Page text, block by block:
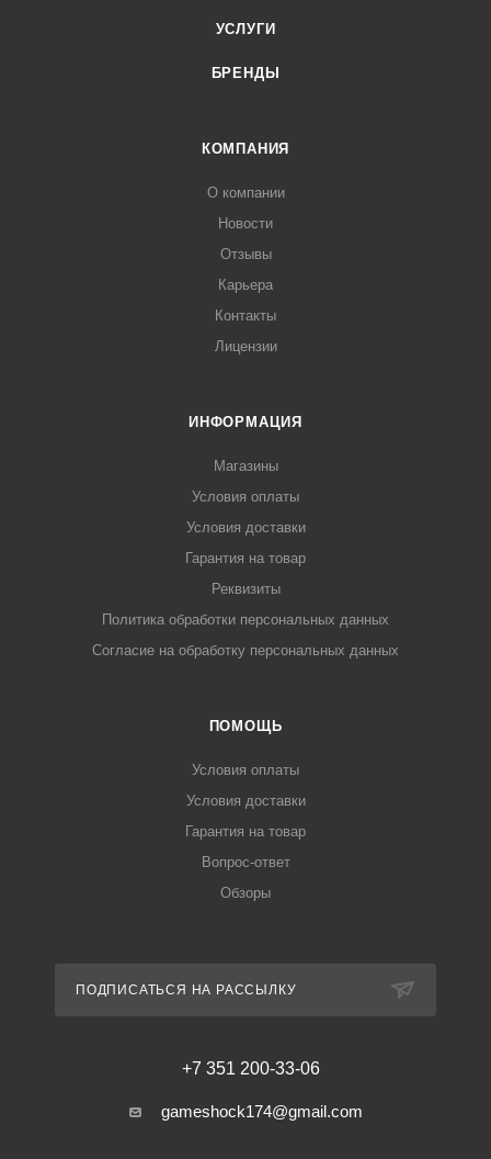
УСЛУГИ
БРЕНДЫ
КОМПАНИЯ
О компании
Новости
Отзывы
Карьера
Контакты
Лицензии
ИНФОРМАЦИЯ
Магазины
Условия оплаты
Условия доставки
Гарантия на товар
Реквизиты
Политика обработки персональных данных
Согласие на обработку персональных данных
ПОМОЩЬ
Условия оплаты
Условия доставки
Гарантия на товар
Вопрос-ответ
Обзоры
ПОДПИСАТЬСЯ НА РАССЫЛКУ
+7 351 200-33-06
gameshock174@gmail.com